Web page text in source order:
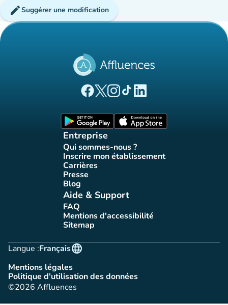
editSuggérer une modification
(nouvel onglet)
(nouvel onglet)
(nouvel onglet)
(nouvel onglet)
(nouvel onglet)
Entreprise
Qui sommes-nous ?
(nouvel onglet)
Inscrire mon établissement
(nouvel onglet)
Carrières(nouvel onglet)
Presse(nouvel onglet)
Blog(nouvel onglet)
Aide & Support
FAQ(nouvel onglet)
Mentions d'accessibilité
(nouvel onglet)
Sitemap(nouvel onglet)
Langue :
language
Français
Mentions légales
(nouvel onglet)
Politique d'utilisation des données
(nouvel onglet)
©2026 Affluences